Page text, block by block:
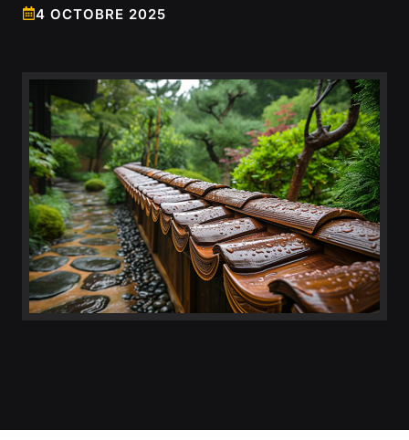
4 OCTOBRE 2025